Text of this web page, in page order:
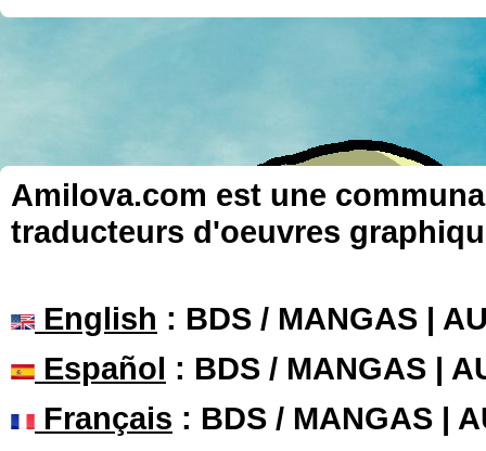
Amilova.com est une
traducteurs d'oeuvres
English : BDS / MANGAS |
Español : BDS / MANGAS |
Français : BDS / MANGAS |